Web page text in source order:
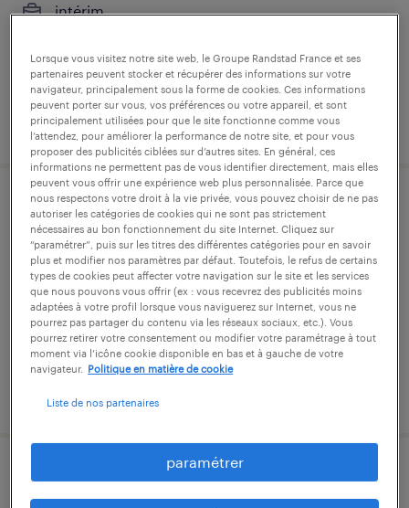
intérim
publié le 18 juin 2026
aide soignante de (f/h)
saint-herblain, loire-atlantique
cdi
2 300 € par mois
publié le 24 juin 2026
aide soignant(e) de (f/h)
Lorsque vous visitez notre site web, le Groupe Randstad France et ses
partenaires peuvent stocker et récupérer des informations sur votre
navigateur, principalement sous la forme de cookies. Ces informations
peuvent porter sur vous, vos préférences ou votre appareil, et sont
principalement utilisées pour que le site fonctionne comme vous
l’attendez, pour améliorer la performance de notre site, et pour vous
proposer des publicités ciblées sur d’autres sites. En général, ces
informations ne permettent pas de vous identifier directement, mais elles
peuvent vous offrir une expérience web plus personnalisée. Parce que
nous respectons votre droit à la vie privée, vous pouvez choisir de ne pas
autoriser les catégories de cookies qui ne sont pas strictement
nécessaires au bon fonctionnement du site Internet. Cliquez sur
“paramétrer”, puis sur les titres des différentes catégories pour en savoir
plus et modifier nos paramètres par défaut. Toutefois, le refus de certains
types de cookies peut affecter votre navigation sur le site et les services
que nous pouvons vous offrir (ex : vous recevrez des publicités moins
adaptées à votre profil lorsque vous naviguerez sur Internet, vous ne
pourrez pas partager du contenu via les réseaux sociaux, etc.). Vous
pourrez retirer votre consentement ou modifier votre paramétrage à tout
moment via l’icône cookie disponible en bas et à gauche de votre
navigateur.
Politique en matière de cookie
Liste de nos partenaires
paramétrer